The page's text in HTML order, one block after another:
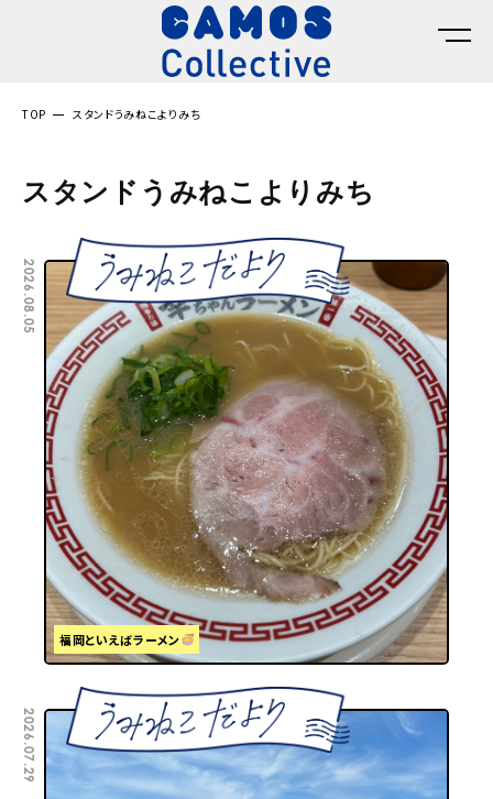
TOP スタンドうみねこよりみち
スタンドうみねこよりみち
2026.08.05
福岡といえばラーメン
2026.07.29